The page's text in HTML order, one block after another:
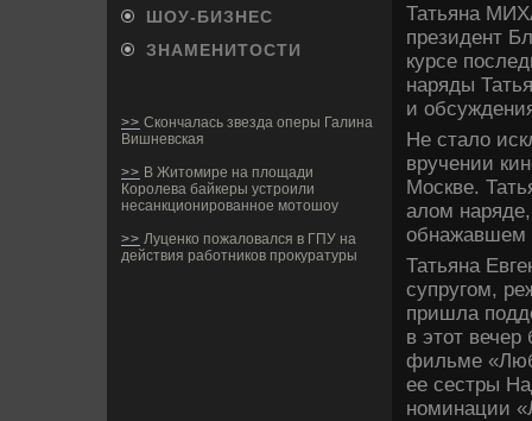
ШОУ-БИ­ЗНЕС
ЗНАМЕНИТОСТИ
>> Скончалась звезда оперы Галина
Вишневская
>> В Житомире на площади
Королева байкеры устроили
несанкционированное мотошоу
>> Луценко пожаловался в ГПУ на
действия работников прокуратуры
Татьяна
президе­нт
курсе
наряды
и
Не стало
вручении
Москве­.
алом
обнажавшем
Татьяна
супругом,
пришла
в этот
фильме
ее сестры
номинации